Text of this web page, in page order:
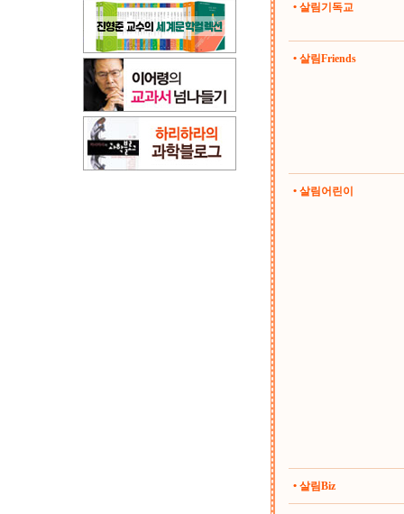
• 살림기독교
• 살림Friends
• 살림어린이
• 살림Biz